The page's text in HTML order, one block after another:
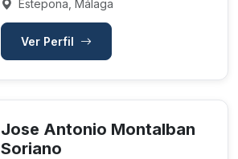
Estepona, Málaga
Ver Perfil
Jose Antonio Montalban
Soriano